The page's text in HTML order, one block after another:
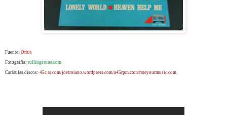
Fuente: Orbis
Fotografía: rollingstone.com
Carátulas discos: 45c at.com/joetroiano.wordpress.com/a45rpm.com/rateyourmusic.com